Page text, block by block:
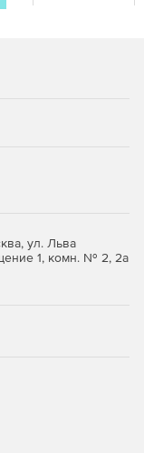
ул. Льва
1, комн. № 2, 2а